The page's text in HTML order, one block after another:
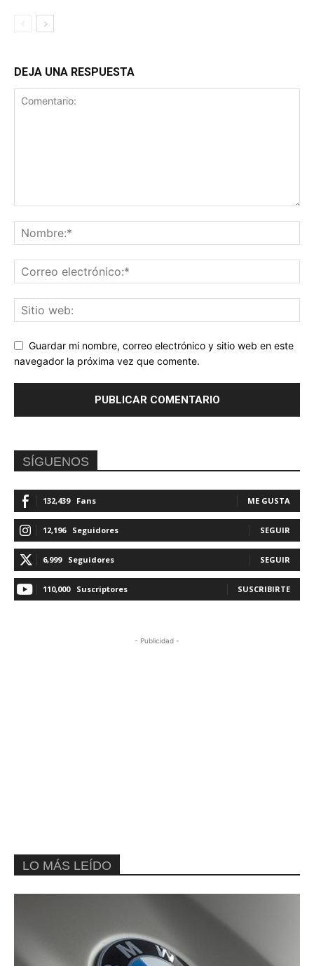
DEJA UNA RESPUESTA
Guardar mi nombre, correo electrónico y sitio web en este
navegador la próxima vez que comente.
SÍGUENOS
132,439 Fans ME GUSTA
12,196 Seguidores SEGUIR
6,999 Seguidores SEGUIR
110,000 Suscriptores SUSCRIBIRTE
- Publicidad -
LO MÁS LEÍDO